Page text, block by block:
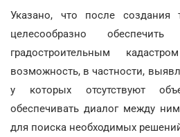
Указано, что после
целесообразно
градостроительным
возможность, в частности,
у которых отсутствуют
обеспечивать диалог между
для поиска необходимых